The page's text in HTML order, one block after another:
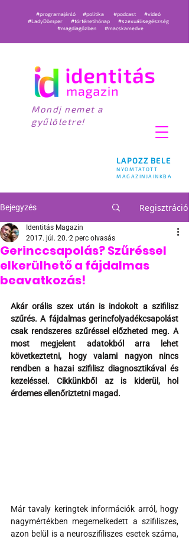
LAPOZZ BELE
NYOMTATOTT
MAGAZINJAINKBA
#programajánló #politika #podcast
#videó
#LadyDömper
#történetihónap
#szexuálisegészség
#magdiagőzben
#macskamedve
Mondj nemet a
gyűlöletre!
Bejegyzés Regisztráció
Gerinccsapolás? Szűréssel
elkerülhető a fájdalmas
beavatkozás!
Identitás Magazin
2017. júl. 20. 2 perc olvasás
Akár orális szex után is indokolt a szifilisz
szűrés. A fájdalmas gerincfolyadékcsapolást
csak rendszeres szűréssel előzheted meg. A
most megjelent adatokból arra lehet
következtetni, hogy valami nagyon nincs
rendben a hazai szifilisz diagnosztikával és
kezeléssel. Cikkünkből az is kiderül, hol
érdemes ellenőriztetni magad.
Már tavaly keringtek információk arról, hogy
nagymértékben megemelkedett a szifiliszes,
azon belül is a neuroszifiliszes esetek száma,